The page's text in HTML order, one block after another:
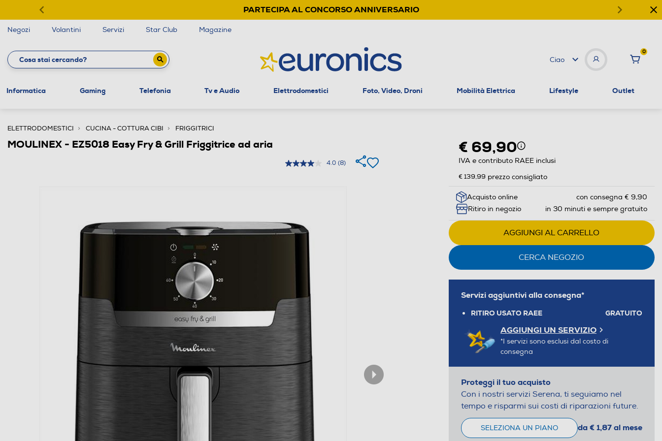
PARTECIPA AL CONCORSO ANNIVERSARIO
Negozi Volantini Servizi Star Club Magazine
Ciao
0
Informatica Gaming Telefonia Tv e Audio Elettrodomestici Foto, Video, Droni Mobilità Elettrica Lifestyle Outlet
ELETTRODOMESTICI CUCINA - COTTURA CIBI FRIGGITRICI
MOULINEX - EZ5018 Easy Fry & Grill Friggitrice ad aria
4.0 (8)
€ 69,90
IVA e contributo RAEE inclusi
€ 139,99 prezzo consigliato
Acquisto online
con consegna € 9,90
Ritiro in negozio
in 30 minuti e sempre gratuito
AGGIUNGI AL CARRELLO
CERCA NEGOZIO
Servizi aggiuntivi alla consegna*
RITIRO USATO RAEE GRATUITO
AGGIUNGI UN SERVIZIO
*I servizi sono esclusi dal costo di
consegna
Proteggi il tuo acquisto
Con i nostri servizi Serena, ti seguiamo nel
tempo e risparmi sui costi di riparazioni future.
SELEZIONA UN PIANO da € 1,87 al mese